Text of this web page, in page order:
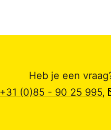
Heb je een
+31 (0)85 - 90 25 995,